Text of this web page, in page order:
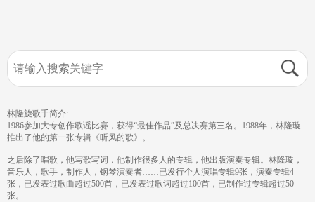
林隆旋歌手简介:
1986参加大专创作歌谣比赛，获得“最佳作品”及总决赛第三名。1988年，林隆璇
推出了他的第一张专辑《听风的歌》。
之后除了唱歌，他写歌写词，他制作很多人的专辑，他出版演奏专辑。林隆璇，
音乐人，歌手，制作人，钢琴演奏者……已发行个人演唱专辑9张，演奏专辑4
张，已发表过歌曲超过500首，已发表过歌词超过100首，已制作过专辑超过50
张。